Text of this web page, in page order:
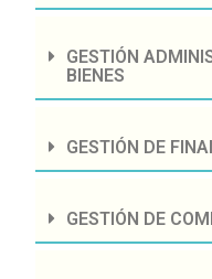
GESTIÓN
BIENES
GESTIÓN DE
GESTIÓN DE